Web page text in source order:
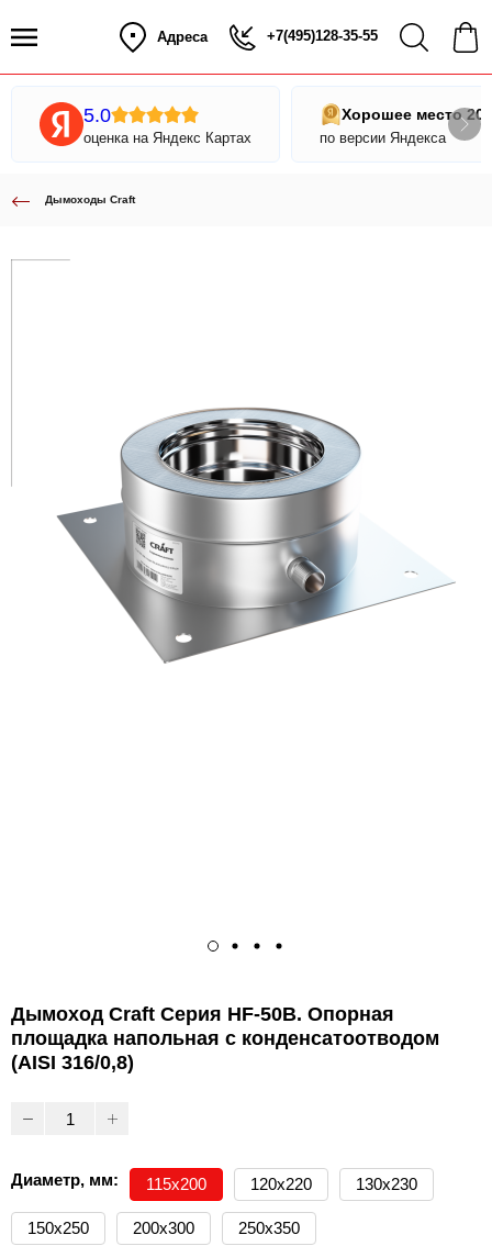
Адреса +7(495)128-35-55
5.0
оценка на Яндекс Картах
Хорошее место
по версии Яндекса
Дымоходы Craft
Дымоход Craft Серия HF-50B. Опорная
площадка напольная с конденсатоотводом
(AISI 316/0,8)
Диаметр, мм: 115х200 120х220 130х230
150х250 200х300 250х350